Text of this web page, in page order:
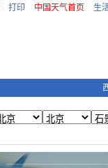
打印 中国天气首页 生